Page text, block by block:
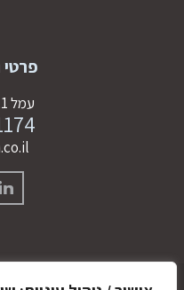
עמל 11, ראש העין